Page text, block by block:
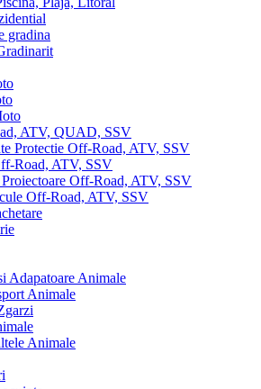
gradina
ATV, QUAD, SSV
Protectie Off-Road, ATV, SSV
Road, ATV, SSV
Off-Road, ATV, SSV
Off-Road, ATV, SSV
Adapatoare Animale
Animale
Animale